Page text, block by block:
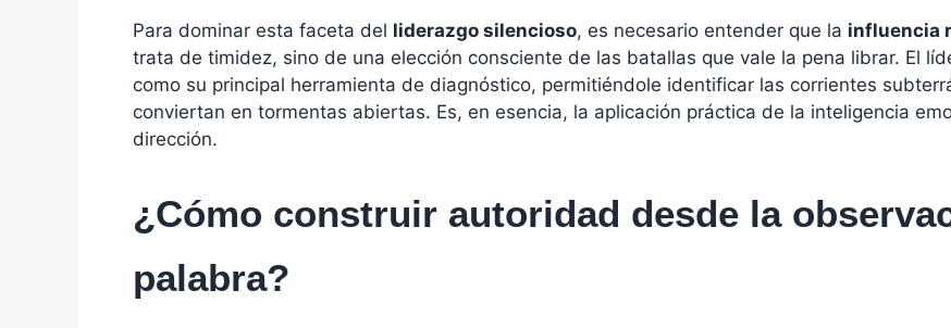
Para dominar esta faceta del liderazgo silencioso, es necesario entender que la influencia
trata de timidez, sino de una elección consciente de las batallas que vale la pena librar. El
como su principal herramienta de diagnóstico, permitiéndole identificar las corrientes
conviertan en tormentas abiertas. Es, en esencia, la aplicación práctica de la inteligencia
dirección.
¿Cómo construir autoridad desde la
palabra?